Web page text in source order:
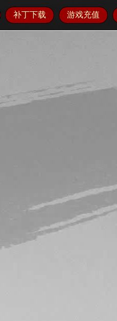
补丁下载 游戏充值